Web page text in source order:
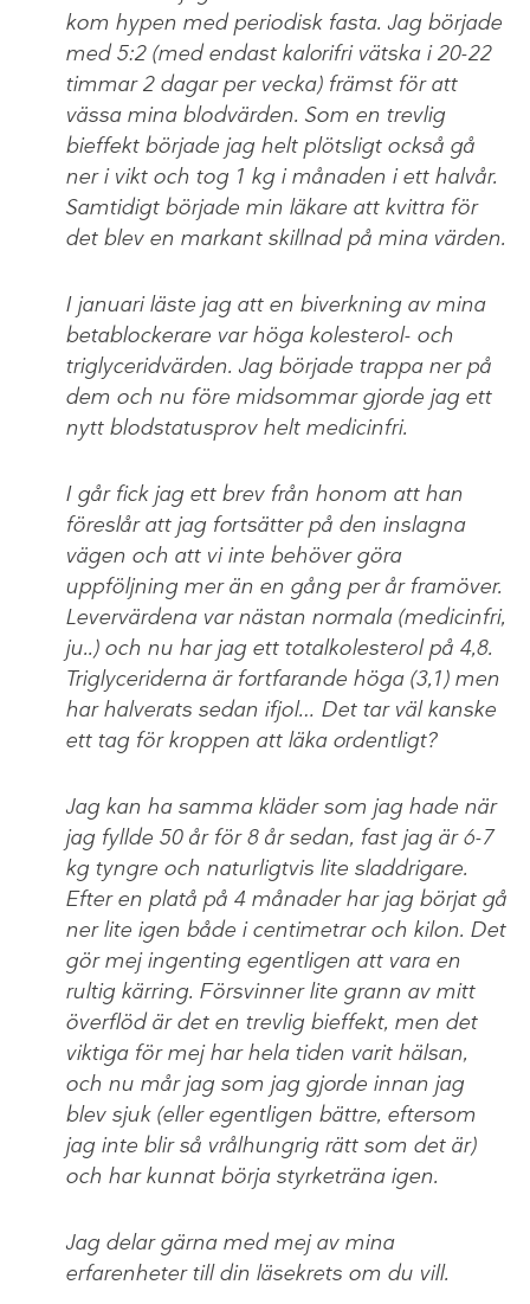
kom hypen med periodisk fasta. Jag började
med 5:2 (med endast kalorifri vätska i 20-22
timmar 2 dagar per vecka) främst för att
vässa mina blodvärden. Som en trevlig
bieffekt började jag helt plötsligt också gå
ner i vikt och tog 1 kg i månaden i ett halvår.
Samtidigt började min läkare att kvittra för
det blev en markant skillnad på mina värden.
I januari läste jag att en biverkning av mina
betablockerare var höga kolesterol- och
triglyceridvärden. Jag började trappa ner på
dem och nu före midsommar gjorde jag ett
nytt blodstatusprov helt medicinfri.
I går fick jag ett brev från honom att han
föreslår att jag fortsätter på den inslagna
vägen och att vi inte behöver göra
uppföljning mer än en gång per år framöver.
Levervärdena var nästan normala (medicinfri,
ju..) och nu har jag ett totalkolesterol på 4,8.
Triglyceriderna är fortfarande höga (3,1) men
har halverats sedan ifjol… Det tar väl kanske
ett tag för kroppen att läka ordentligt?
Jag kan ha samma kläder som jag hade när
jag fyllde 50 år för 8 år sedan, fast jag är 6-7
kg tyngre och naturligtvis lite sladdrigare.
Efter en platå på 4 månader har jag börjat gå
ner lite igen både i centimetrar och kilon. Det
gör mej ingenting egentligen att vara en
rultig kärring. Försvinner lite grann av mitt
överflöd är det en trevlig bieffekt, men det
viktiga för mej har hela tiden varit hälsan,
och nu mår jag som jag gjorde innan jag
blev sjuk (eller egentligen bättre, eftersom
jag inte blir så vrålhungrig rätt som det är)
och har kunnat börja styrketräna igen.
Jag delar gärna med mej av mina
erfarenheter till din läsekrets om du vill.